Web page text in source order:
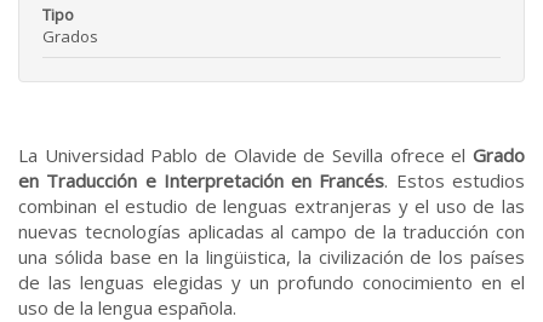
Tipo
Grados
La Universidad Pablo de Olavide de Sevilla ofrece el Grado
en Traducción e Interpretación en Francés. Estos estudios
combinan el estudio de lenguas extranjeras y el uso de las
nuevas tecnologías aplicadas al campo de la traducción con
una sólida base en la lingüistica, la civilización de los países
de las lenguas elegidas y un profundo conocimiento en el
uso de la lengua española.